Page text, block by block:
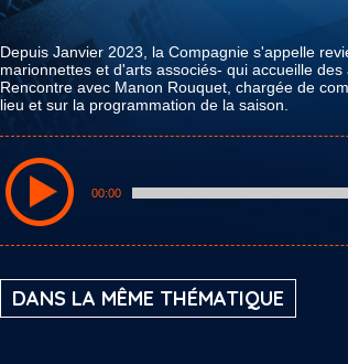
Depuis Janvier 2023, la Compagnie s'appelle
marionnettes et d'arts associés- qui accueille
Rencontre avec Manon Rouquet, chargée de
lieu et sur la programmation de la saison.
00:00
DANS LA MÊME THÉMATIQUE